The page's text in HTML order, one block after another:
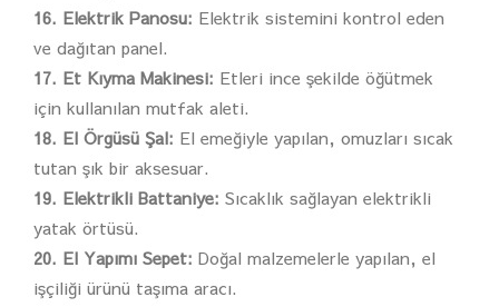
16. Elektrik Panosu: Elektrik sistemini kontrol eden
ve dağıtan panel.
17. Et Kıyma Makinesi: Etleri ince şekilde öğütmek
için kullanılan mutfak aleti.
18. El Örgüsü Şal: El emeğiyle yapılan, omuzları sıcak
tutan şık bir aksesuar.
19. Elektrikli Battaniye: Sıcaklık sağlayan elektrikli
yatak örtüsü.
20. El Yapımı Sepet: Doğal malzemelerle yapılan, el
işçiliği ürünü taşıma aracı.